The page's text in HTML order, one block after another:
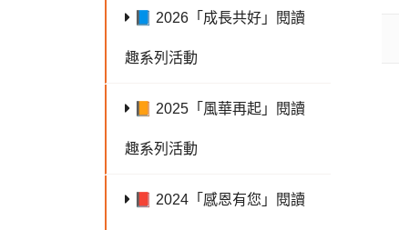
📘 2026「成長共好」閱讀
趣系列活動
📙 2025「風華再起」閱讀
趣系列活動
📕 2024「感恩有您」閱讀